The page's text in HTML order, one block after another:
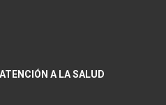
A LA SALUD